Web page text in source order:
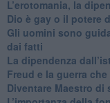
L’erotomania, la
​Dio è gay o il potere
​Gli uomini sono
dai fatti
La dipendenza
​Freud e la guerra
​Diventare Maestro